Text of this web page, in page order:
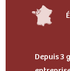
Depuis 3